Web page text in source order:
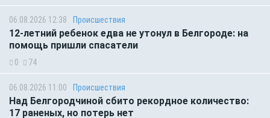
06.08.2026 12:38 Происшествия
12-летний ребенок едва не утонул в Белгороде: на
помощь пришли спасатели
0 74
06.08.2026 11:00 Происшествия
Над Белгородчиной сбито рекордное количество:
17 раненых, но потерь нет